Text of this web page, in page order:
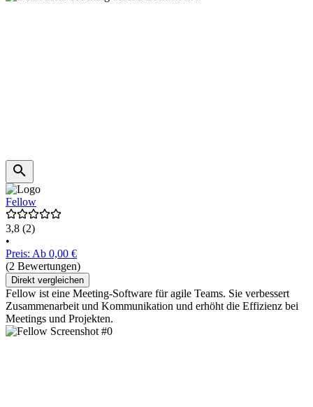
Fellow
3,8 (2)
•
Preis: Ab 0,00 €
(2 Bewertungen)
Direkt vergleichen
Fellow ist eine Meeting-Software für agile Teams. Sie verbessert
Zusammenarbeit und Kommunikation und erhöht die Effizienz bei
Meetings und Projekten.